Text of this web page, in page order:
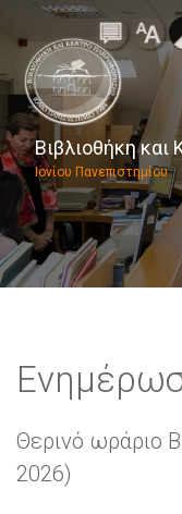
Βιβλιοθήκη
Ιονίου Πανεπιστημίου
Θερινό ωράριο
2026)
Φωτογραφία από